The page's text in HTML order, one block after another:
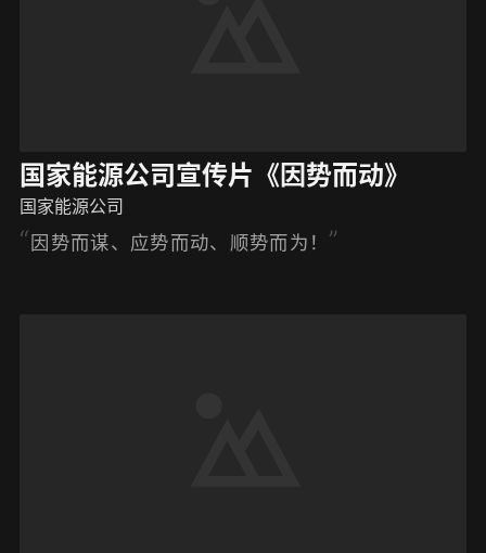
国家能源公司宣传片《因势而动》
国家能源公司
因势而谋、应势而动、顺势而为！